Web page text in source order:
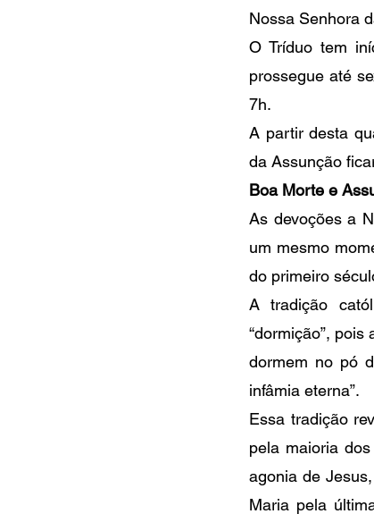
Nossa Senhora
O Tríduo tem
prossegue até
7h.
A partir desta
da Assunção
Boa Morte e
As devoções a
um mesmo
do primeiro
A tradição
“dormição”,
dormem no pó
infâmia eterna”.
Essa tradição
pela maioria
agonia de
Maria pela